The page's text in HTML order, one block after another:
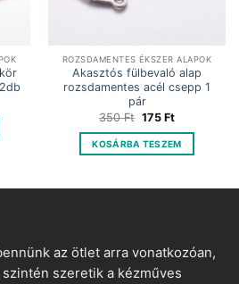
ROZSDAMENTES ÉKSZER ALAPOK
Akasztós fülbevaló alap
rozsdamentes acél csepp 1
pár
350Ft Original
was:
350 Ft.
175 FtCurrent
is:
175 Ft.
KOSÁRBA TESZEM
az ötlet arra vonatkozóan,
szeretik a kézműves